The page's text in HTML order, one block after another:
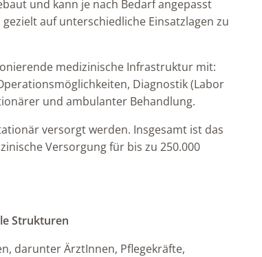
und kann je nach Bedarf angepasst
auf unterschiedliche Einsatzlagen zu
medizinische Infrastruktur mit:
Diagnostik (Labor
und ambulanter Behandlung.
versorgt werden. Insgesamt ist das
Versorgung für bis zu 250.000
Strukturen
darunter ÄrztInnen, Pflegekräfte,